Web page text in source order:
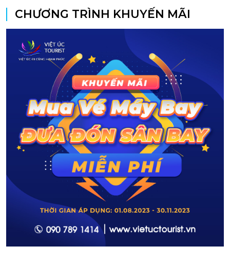
CHƯƠNG TRÌNH KHUYẾN MÃI